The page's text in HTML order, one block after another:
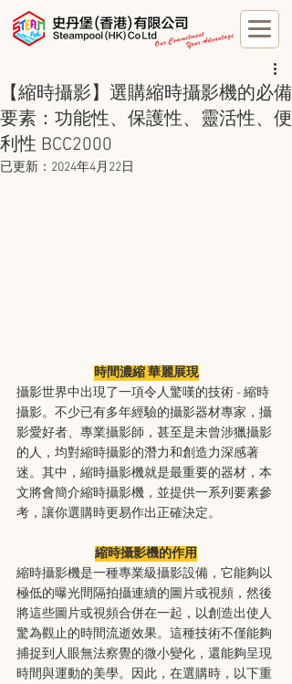
【縮時攝影】選購縮時攝影機的必備
要素：功能性、保護性、靈活性、便
利性 BCC2000
已更新： 2024年4月22日
時間濃縮 華麗展現
攝影世界中出現了一項令人驚嘆的技術 - 縮時
攝影。不少已有多年經驗的攝影器材專家，攝
影愛好者、專業攝影師，甚至是未曾涉獵攝影
的人，均對縮時攝影的潛力和創造力深感著
迷。其中，縮時攝影機就是最重要的器材，本
文將會簡介縮時攝影機，並提供一系列要素參
考，讓你選購時更易作出正確決定。
縮時攝影機的作用
縮時攝影機是一種專業級攝影設備，它能夠以
極低的曝光間隔拍攝連續的圖片或視頻，然後
將這些圖片或視頻合併在一起，以創造出使人
驚為觀止的時間流逝效果。這種技術不僅能夠
捕捉到人眼無法察覺的微小變化，還能夠呈現
時間與運動的美學。因此，在選購時，以下重